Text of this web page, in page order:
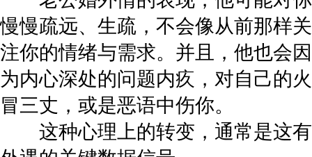
慢慢疏远、生疏，不会像从前那样关
注你的情绪与需求。并且，他也会因
为内心深处的问题内疚，对自己的火
冒三丈，或是恶语中伤你。
这种心理上的转变，通常是这有